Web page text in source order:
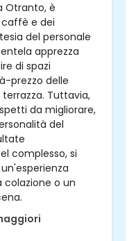
Otranto, è
e dei
del personale
apprezza
di spazi
prezzo delle
Tuttavia,
da migliorare,
del
complesso, si
o un